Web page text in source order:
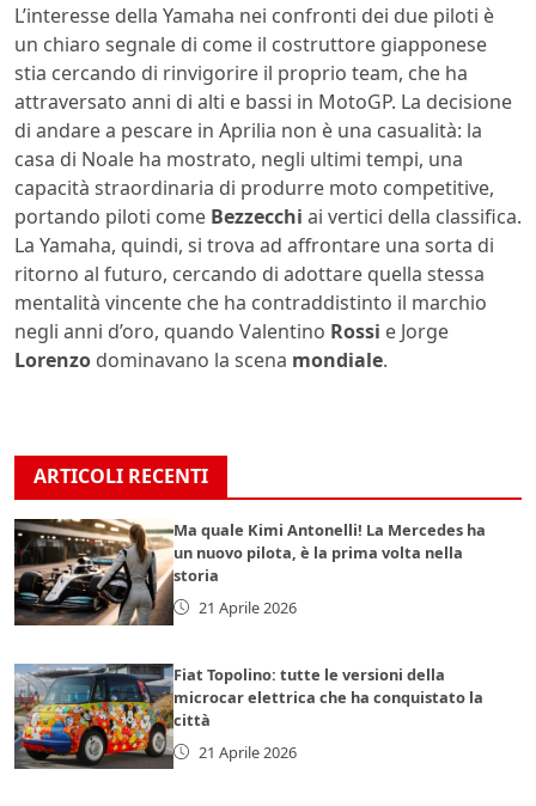
L’interesse della Yamaha nei confronti dei due piloti è
un chiaro segnale di come il costruttore giapponese
stia cercando di rinvigorire il proprio team, che ha
attraversato anni di alti e bassi in MotoGP. La decisione
di andare a pescare in Aprilia non è una casualità: la
casa di Noale ha mostrato, negli ultimi tempi, una
capacità straordinaria di produrre moto competitive,
portando piloti come Bezzecchi ai vertici della classifica.
La Yamaha, quindi, si trova ad affrontare una sorta di
ritorno al futuro, cercando di adottare quella stessa
mentalità vincente che ha contraddistinto il marchio
negli anni d’oro, quando Valentino Rossi e Jorge
Lorenzo dominavano la scena mondiale.
ARTICOLI RECENTI
Ma quale Kimi Antonelli! La Mercedes ha
un nuovo pilota, è la prima volta nella
storia
21 Aprile 2026
Fiat Topolino: tutte le versioni della
microcar elettrica che ha conquistato la
città
21 Aprile 2026